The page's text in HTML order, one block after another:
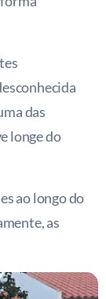
das
longe do
ao longo do
as